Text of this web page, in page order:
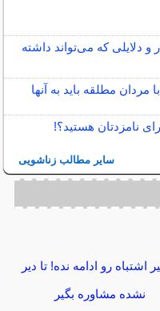
که می‌تواند داشته
مردان مطلقه باید به آنها
نامزدتان هستید؟!
سایر مطالب زناشویی
اشتباه رو ادامه نده! تا دیر
نشده مشاوره بگیر